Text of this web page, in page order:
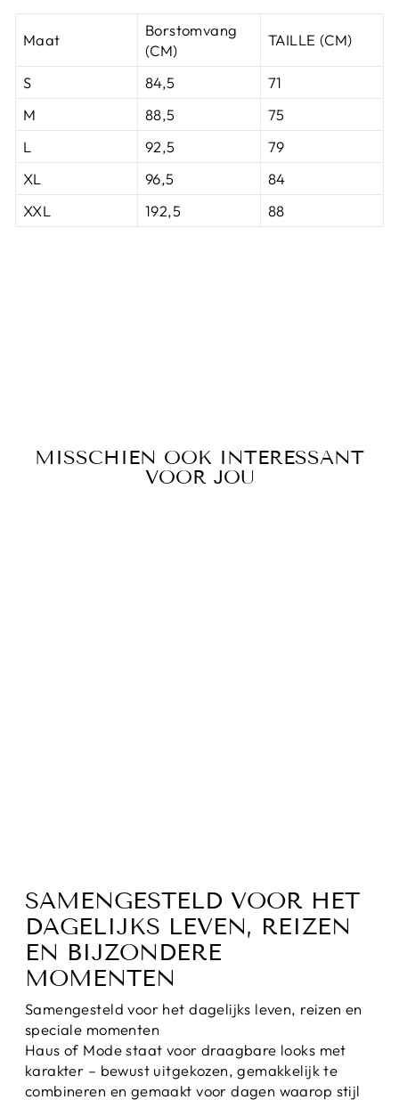
Maat
Borstomvang
(CM)
TAILLE (CM)
S 84,5
71
M
88,5
75
L
92,5
79
XL
96,5
84
XXL
192,5 88
MISSCHIEN OOK INTERESSANT
VOOR JOU
SAMENGESTELD VOOR HET
DAGELIJKS LEVEN, REIZEN
EN BIJZONDERE
MOMENTEN
Samengesteld voor het dagelijks leven, reizen en
speciale momenten
Haus of Mode staat voor draagbare looks met
karakter – bewust uitgekozen, gemakkelijk te
combineren en gemaakt voor dagen waarop stijl